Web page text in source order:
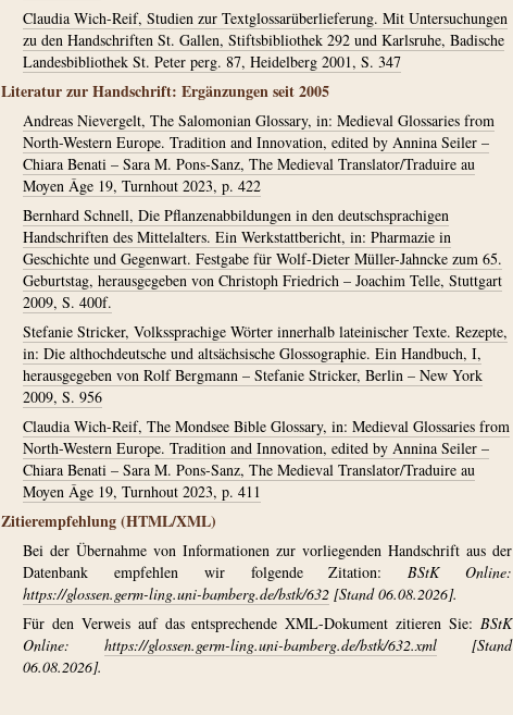
Claudia Wich-Reif, Studien zur Textglossarüberlieferung. Mit Untersuchungen
zu den Handschriften St. Gallen, Stiftsbibliothek 292 und Karlsruhe, Badische
Landesbibliothek St. Peter perg. 87, Heidelberg 2001, S. 347
Literatur zur Handschrift: Ergänzungen seit 2005
Andreas Nievergelt, The Salomonian Glossary, in: Medieval Glossaries from
North-Western Europe. Tradition and Innovation, edited by Annina Seiler –
Chiara Benati – Sara M. Pons-Sanz, The Medieval Translator/Traduire au
Moyen Âge 19, Turnhout 2023, p. 422
Bernhard Schnell, Die Pflanzenabbildungen in den deutschsprachigen
Handschriften des Mittelalters. Ein Werkstattbericht, in: Pharmazie in
Geschichte und Gegenwart. Festgabe für Wolf-Dieter Müller-Jahncke zum 65.
Geburtstag, herausgegeben von Christoph Friedrich – Joachim Telle, Stuttgart
2009, S. 400f.
Stefanie Stricker, Volkssprachige Wörter innerhalb lateinischer Texte. Rezepte,
in: Die althochdeutsche und altsächsische Glossographie. Ein Handbuch, I,
herausgegeben von Rolf Bergmann – Stefanie Stricker, Berlin – New York
2009, S. 956
Claudia Wich-Reif, The Mondsee Bible Glossary, in: Medieval Glossaries from
North-Western Europe. Tradition and Innovation, edited by Annina Seiler –
Chiara Benati – Sara M. Pons-Sanz, The Medieval Translator/Traduire au
Moyen Âge 19, Turnhout 2023, p. 411
Zitierempfehlung (HTML/XML)
Bei der Übernahme von Informationen zur vorliegenden Handschrift aus der
Datenbank empfehlen wir folgende Zitation:BStK Online:
https://glossen.germ-ling.uni-bamberg.de/bstk/632 [Stand 06.08.2026].
Für den Verweis auf das entsprechende XML-Dokument zitieren Sie: BStK
Online: https://glossen.germ-ling.uni-bamberg.de/bstk/632.xml [Stand
06.08.2026].